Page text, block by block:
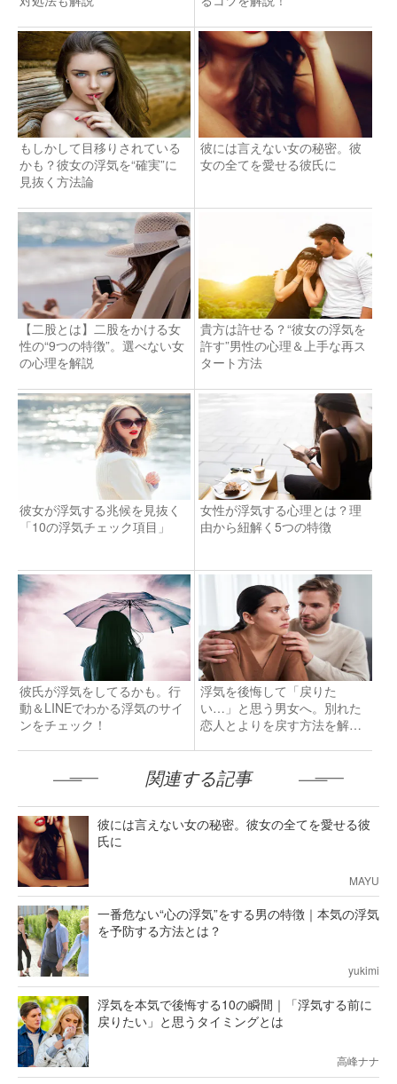
もしかして目移りされている
かも？彼女の浮気を“確実”に
見抜く方法論
彼には言えない女の秘密。彼
女の全てを愛せる彼氏に
【二股とは】二股をかける女
性の“9つの特徴”。選べない女
の心理を解説
貴方は許せる？“彼女の浮気を
許す”男性の心理＆上手な再ス
タート方法
彼女が浮気する兆候を見抜く
「10の浮気チェック項目」
女性が浮気する心理とは？理
由から紐解く5つの特徴
彼氏が浮気をしてるかも。行
動＆LINEでわかる浮気のサイ
ンをチェック！
浮気を後悔して「戻りた
い…」と思う男女へ。別れた
恋人とよりを戻す方法を解
関連する記事
彼には言えない女の秘密。彼女の全てを愛せる彼
氏に
MAYU
一番危ない“心の浮気”をする男の特徴｜本気の浮気
を予防する方法とは？
yukimi
浮気を本気で後悔する10の瞬間｜「浮気する前に
戻りたい」と思うタイミングとは
高峰ナナ